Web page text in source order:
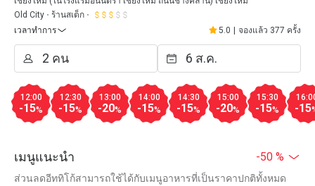
Old City
ร้านสเต็ก
เวลาทำการ
5.0 จองแล้ว 377 ครั้ง
12:00
-15%
12:30
-15%
13:00
-20%
14:00
-15%
14:30
-15%
15:00
-20%
15:30
-15% -15
เมนูแนะนำ -50 %
ส่วนลดอีททิโก้สามารถใช้ได้กับเมนูอาหารที่เป็นราคาปกติทั้งหมด